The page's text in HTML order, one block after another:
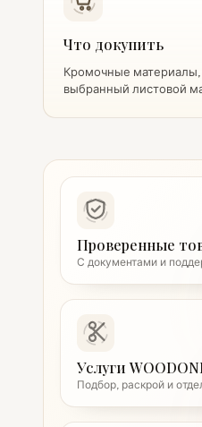
Что докупить
Кромочные
выбранный листовой
Проверенные
С документами и
Услуги
Подбор, раскрой и